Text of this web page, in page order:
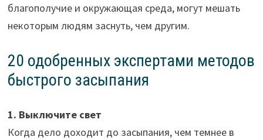
благополучие и окружающая среда, могут мешать
некоторым людям заснуть, чем другим.
20 одобренных экспертами методов
быстрого засыпания
1. Выключите свет
Когда дело доходит до засыпания, чем темнее в